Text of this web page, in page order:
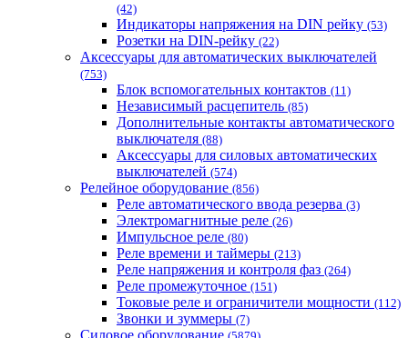
(42)
Индикаторы напряжения на DIN рейку (53)
Розетки на DIN-рейку (22)
Аксессуары для автоматических выключателей
(753)
Блок вспомогательных контактов (11)
Независимый расцепитель (85)
Дополнительные контакты автоматического
выключателя (88)
Аксессуары для силовых автоматических
выключателей (574)
Релейное оборудование (856)
Реле автоматического ввода резерва (3)
Электромагнитные реле (26)
Импульсное реле (80)
Реле времени и таймеры (213)
Реле напряжения и контроля фаз (264)
Реле промежуточное (151)
Токовые реле и ограничители мощности (112)
Звонки и зуммеры (7)
Силовое оборудование